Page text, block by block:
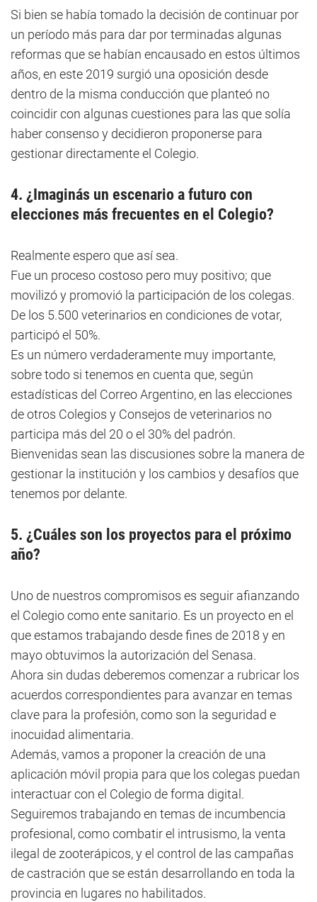
Si bien se había tomado la decisión de continuar por
un período más para dar por terminadas algunas
reformas que se habían encausado en estos últimos
años, en este 2019 surgió una oposición desde
dentro de la misma conducción que planteó no
coincidir con algunas cuestiones para las que solía
haber consenso y decidieron proponerse para
gestionar directamente el Colegio.
4. ¿Imaginás un escenario a futuro con
elecciones más frecuentes en el Colegio?
Realmente espero que así sea.
Fue un proceso costoso pero muy positivo; que
movilizó y promovió la participación de los colegas.
De los 5.500 veterinarios en condiciones de votar,
participó el 50%.
Es un número verdaderamente muy importante,
sobre todo si tenemos en cuenta que, según
estadísticas del Correo Argentino, en las elecciones
de otros Colegios y Consejos de veterinarios no
participa más del 20 o el 30% del padrón.
Bienvenidas sean las discusiones sobre la manera de
gestionar la institución y los cambios y desafíos que
tenemos por delante.
5. ¿Cuáles son los proyectos para el próximo
año?
Uno de nuestros compromisos es seguir afianzando
el Colegio como ente sanitario. Es un proyecto en el
que estamos trabajando desde fines de 2018 y en
mayo obtuvimos la autorización del Senasa.
Ahora sin dudas deberemos comenzar a rubricar los
acuerdos correspondientes para avanzar en temas
clave para la profesión, como son la seguridad e
inocuidad alimentaria.
Además, vamos a proponer la creación de una
aplicación móvil propia para que los colegas puedan
interactuar con el Colegio de forma digital.
Seguiremos trabajando en temas de incumbencia
profesional, como combatir el intrusismo, la venta
ilegal de zooterápicos, y el control de las campañas
de castración que se están desarrollando en toda la
provincia en lugares no habilitados.